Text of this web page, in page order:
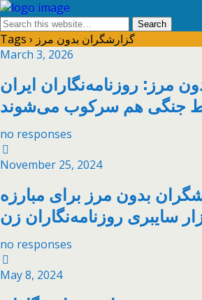
Tags › گزارشگران بدون مرز
March 3, 2026
مرز: روزنامه‌نگاران ایران
جنگی هم سرکوب می‌شوند
no responses
November 25, 2024
بدون مرز برای مبارزه
سایبری روزنامه‌نگاران زن
no responses
May 8, 2024